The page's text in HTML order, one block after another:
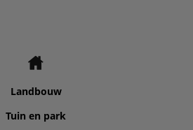
Landbouw
Tuin en park